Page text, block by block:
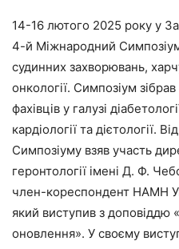
14-16 лютого 2025 року у
4-й Міжнародний
судинних захворювань,
онкології. Симпозіум
фахівців у галузі
кардіології та дієтології.
Симпозіуму взяв участь
геронтології імені Д. Ф.
член-кореспондент НАМН
який виступив з доповіддю
оновлення». У своєму